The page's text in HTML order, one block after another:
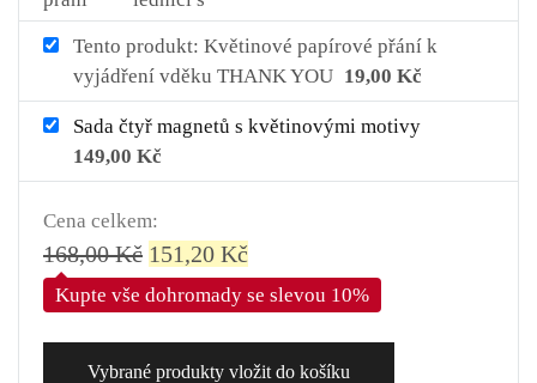
Tento produkt: Květinové papírové přání k
vyjádření vděku THANK YOU 19,00 Kč
Sada čtyř magnetů s květinovými motivy
149,00 Kč
Cena celkem:
168,00Kč 151,20 Kč
Kupte vše dohromady se slevou 10%
Vybrané produkty vložit do košíku